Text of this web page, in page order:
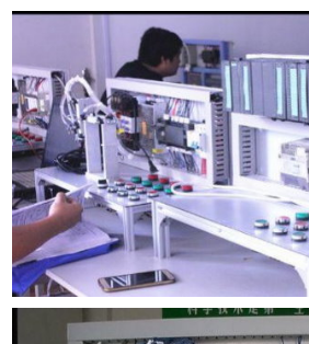
辽宁的网友正进入本页访问